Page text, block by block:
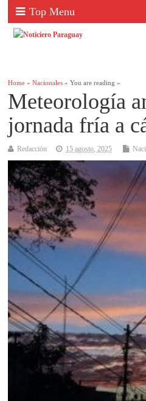
Top Menu
Home »Nacionales » You are reading »
Meteorología
jornada fría a
Redacción 15 agosto, 2025